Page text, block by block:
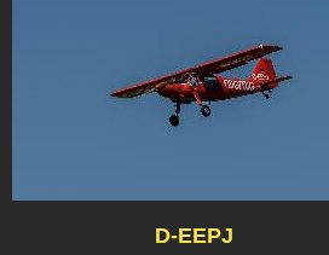
D-EEPJ